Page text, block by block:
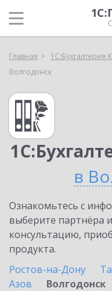
Главная
Волгодонск
в
Ознакомьтесь с
выберите партнёра
консультацию,
продукта.
Ростов-на-Дону
Азов
Волгодонск